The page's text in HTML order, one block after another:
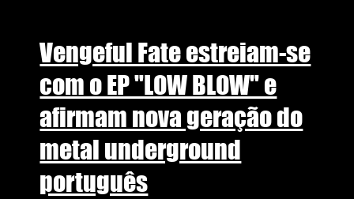
Vengeful Fate estreiam-se
com o EP "LOW BLOW" e
afirmam nova geração do
metal underground
português